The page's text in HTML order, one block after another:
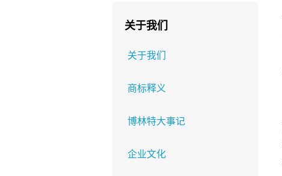
关于我们
关于我们
商标释义
博林特大事记
企业文化